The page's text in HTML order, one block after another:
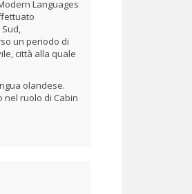
Languages
un periodo di
città alla quale
olandese.
nel ruolo di Cabin